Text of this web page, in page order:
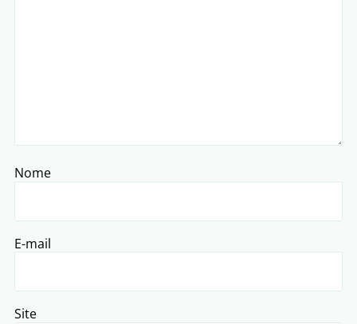
Nome
E-mail
Site